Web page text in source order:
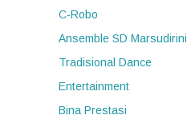
C-Robo
Ansemble SD Marsudirini
Tradisional Dance
Entertainment
Bina Prestasi